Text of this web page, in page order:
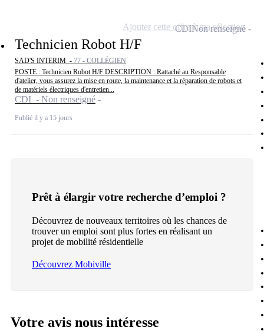
Technicien Robot H/F
SAD'S INTERIM - 77 - COLLÉGIEN
POSTE : Technicien Robot H/F DESCRIPTION : Rattaché au Responsable
d'atelier, vous assurez la mise en route, la maintenance et la réparation de robots et
de matériels électriques d'entretien...
CDI - Non renseigné
Publié il y a 15 jours
CDINon renseigné
Ajouter cette offre à ma sélection
Prêt à élargir votre recherche d’emploi ?
Découvrez de nouveaux territoires où les chances de
trouver un emploi sont plus fortes en réalisant un
projet de mobilité résidentielle
Découvrez Mobiville
Votre avis nous intéresse